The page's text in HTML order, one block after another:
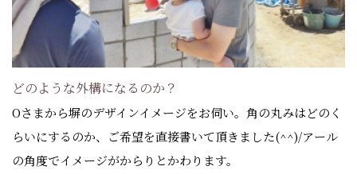
どのような外構になるのか？
Oさまから塀のデザインイメージをお伺い。角の丸みはどのく
らいにするのか、ご希望を直接書いて頂きました(^^)/アール
の角度でイメージがからりとかわります。